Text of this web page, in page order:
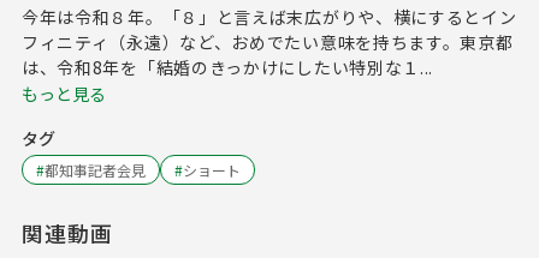
今年は令和８年。「８」と言えば末広がりや、横にするとイン
フィニティ（永遠）など、おめでたい意味を持ちます。東京都
は、令和8年を「結婚のきっかけにしたい特別な１...
もっと見る
タグ
#都知事記者会見 #ショート
関連動画